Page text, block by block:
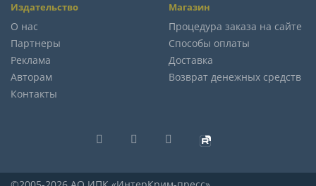
Издательство
О нас
Партнеры
Реклама
Авторам
Контакты
Магазин
Процедура заказа на сайте
Способы оплаты
Доставка
Возврат денежных средств